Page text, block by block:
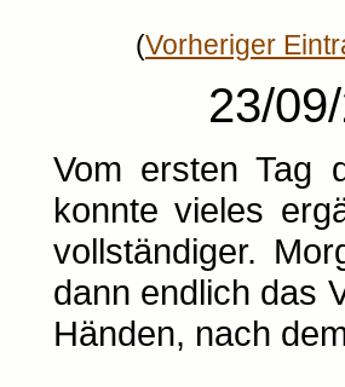
(Vorheriger
23/
Vom ersten Tag
konnte vieles
vollständiger.
dann endlich das
Händen, nach